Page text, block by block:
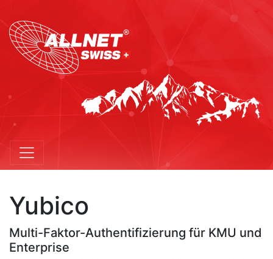
Yubico
Multi-Faktor-Authentifizierung für KMU und
Enterprise